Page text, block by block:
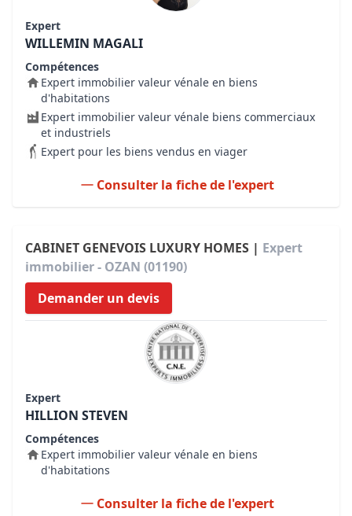
Expert
WILLEMIN MAGALI
Compétences
Expert immobilier valeur vénale en biens
d'habitations
Expert immobilier valeur vénale biens commerciaux
et industriels
Expert pour les biens vendus en viager
Consulter la fiche de l'expert
CABINET GENEVOIS LUXURY HOMES | Expert
immobilier - OZAN (01190)
Demander un devis
Expert
HILLION STEVEN
Compétences
Expert immobilier valeur vénale en biens
d'habitations
Consulter la fiche de l'expert